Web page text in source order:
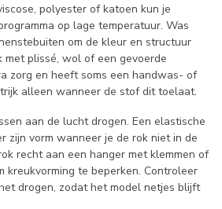
polyester of katoen kun je
op lage temperatuur. Was
om de kleur en structuur
met plissé, wol of een gevoerde
zorg en heeft soms een handwas- of
alleen wanneer de stof dit toelaat.
aan de lucht drogen. Een elastische
zijn vorm wanneer je de rok niet in de
recht aan een hanger met klemmen of
kreukvorming te beperken. Controleer
drogen, zodat het model netjes blijft